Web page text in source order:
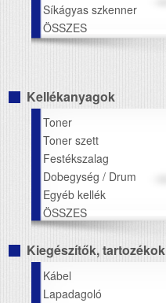
Síkágyas szkenner
ÖSSZES
Kellékanyagok
Toner
Toner szett
Festékszalag
Dobegység / Drum
Egyéb kellék
ÖSSZES
Kiegészítők, tartozékok
Kábel
Lapadagoló